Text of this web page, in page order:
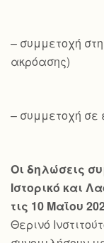
– συμμετοχή
ακρόασης)
– συμμετοχή σε
Οι δηλώσεις
Ιστορικό και
τις 10 Μαΐου
Θερινό